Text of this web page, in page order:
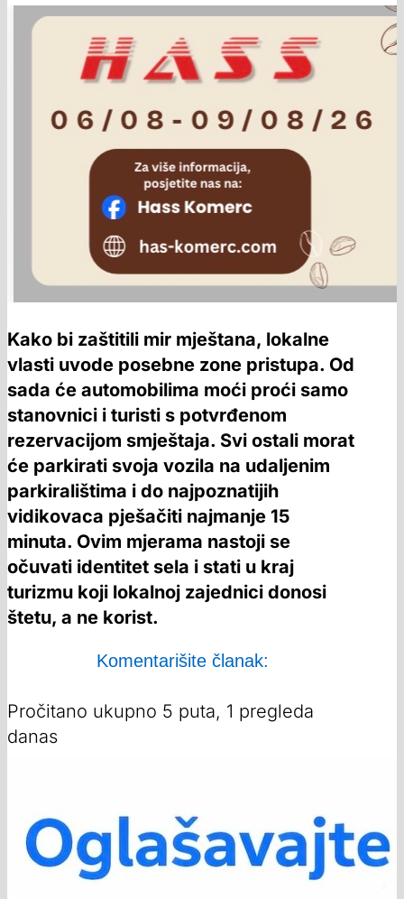
Kako bi zaštitili mir mještana, lokalne
vlasti uvode posebne zone pristupa. Od
sada će automobilima moći proći samo
stanovnici i turisti s potvrđenom
rezervacijom smještaja. Svi ostali morat
će parkirati svoja vozila na udaljenim
parkiralištima i do najpoznatijih
vidikovaca pješačiti najmanje 15
minuta. Ovim mjerama nastoji se
očuvati identitet sela i stati u kraj
turizmu koji lokalnoj zajednici donosi
štetu, a ne korist.
Komentarišite članak:
Pročitano ukupno 5 puta, 1 pregleda
danas